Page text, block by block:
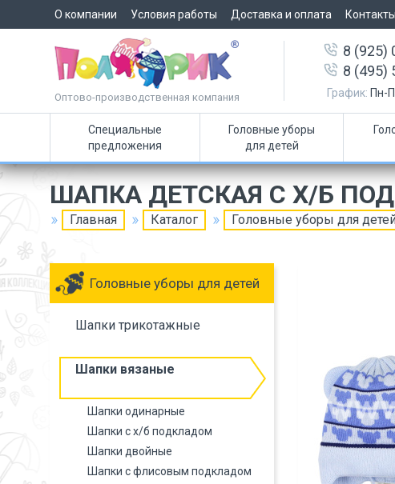
О компании Условия работы Доставка и оплата Контакты
Оптово-производственная компания
8 (925)
8 (495)
График: Пн-
Специальные
предложения
Головные уборы
для детей
ШАПКА ДЕТСКАЯ С Х/Б
Главная Каталог Головные уборы для
Головные уборы для детей
Шапки трикотажные
Шапки вязаные
Шапки одинарные
Шапки с х/б подкладом
Шапки двойные
Шапки с флисовым подкладом